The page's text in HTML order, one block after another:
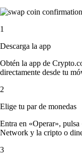
1
Descarga la app
Obtén la app de
directamente desde tu
2
Elige tu par de monedas
Entra en «Operar»,
Network y la cripto o
3